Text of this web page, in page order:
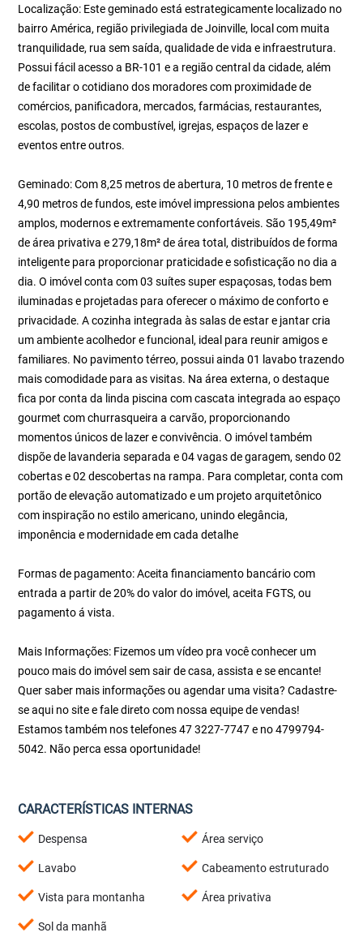
Localização: Este geminado está estrategicamente localizado no
bairro América, região privilegiada de Joinville, local com muita
tranquilidade, rua sem saída, qualidade de vida e infraestrutura.
Possui fácil acesso a BR-101 e a região central da cidade, além
de facilitar o cotidiano dos moradores com proximidade de
comércios, panificadora, mercados, farmácias, restaurantes,
escolas, postos de combustível, igrejas, espaços de lazer e
eventos entre outros.
Geminado: Com 8,25 metros de abertura, 10 metros de frente e
4,90 metros de fundos, este imóvel impressiona pelos ambientes
amplos, modernos e extremamente confortáveis. São 195,49m²
de área privativa e 279,18m² de área total, distribuídos de forma
inteligente para proporcionar praticidade e sofisticação no dia a
dia. O imóvel conta com 03 suítes super espaçosas, todas bem
iluminadas e projetadas para oferecer o máximo de conforto e
privacidade. A cozinha integrada às salas de estar e jantar cria
um ambiente acolhedor e funcional, ideal para reunir amigos e
familiares. No pavimento térreo, possui ainda 01 lavabo trazendo
mais comodidade para as visitas. Na área externa, o destaque
fica por conta da linda piscina com cascata integrada ao espaço
gourmet com churrasqueira a carvão, proporcionando
momentos únicos de lazer e convivência. O imóvel também
dispõe de lavanderia separada e 04 vagas de garagem, sendo 02
cobertas e 02 descobertas na rampa. Para completar, conta com
portão de elevação automatizado e um projeto arquitetônico
com inspiração no estilo americano, unindo elegância,
imponência e modernidade em cada detalhe
Formas de pagamento: Aceita financiamento bancário com
entrada a partir de 20% do valor do imóvel, aceita FGTS, ou
pagamento á vista.
Mais Informações: Fizemos um vídeo pra você conhecer um
pouco mais do imóvel sem sair de casa, assista e se encante!
Quer saber mais informações ou agendar uma visita? Cadastre-
se aqui no site e fale direto com nossa equipe de vendas!
Estamos também nos telefones 47 3227-7747 e no 4799794-
5042. Não perca essa oportunidade!
CARACTERÍSTICAS INTERNAS
Despensa Área serviço
Lavabo Cabeamento estruturado
Vista para montanha Área privativa
Sol da manhã